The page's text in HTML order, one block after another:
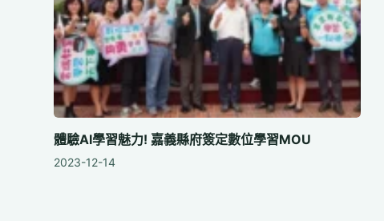
體驗AI學習魅力! 嘉義縣府簽定數位學習MOU
2023-12-14